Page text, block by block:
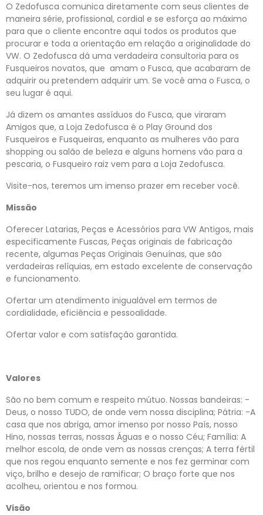
O Zedofusca comunica diretamente com seus clientes de
maneira série, profissional, cordial e se esforça ao máximo
para que o cliente encontre aqui todos os produtos que
procurar e toda a orientação em relação a originalidade do
VW. O Zedofusca dá uma verdadeira consultoria para os
Fusqueiros novatos, que amam o Fusca, que acabaram de
adquirir ou pretendem adquirir um. Se você ama o Fusca, o
seu lugar é aqui.
Já dizem os amantes assíduos do Fusca, que viraram
Amigos que, a Loja Zedofusca é o Play Ground dos
Fusqueiros e Fusqueiras, enquanto as mulheres vão para
shopping ou salão de beleza e alguns homens vão para a
pescaria, o Fusqueiro raiz vem para a Loja Zedofusca.
Visite-nos, teremos um imenso prazer em receber você.
Missão
Oferecer Latarias, Peças e Acessórios para VW Antigos, mais
especificamente Fuscas, Peças originais de fabricação
recente, algumas Peças Originais Genuínas, que são
verdadeiras relíquias, em estado excelente de conservação
e funcionamento.
Ofertar um atendimento inigualável em termos de
cordialidade, eficiência e pessoalidade.
Ofertar valor e com satisfação garantida.
Valores
São no bem comum e respeito mútuo. Nossas bandeiras: -
Deus, o nosso TUDO, de onde vem nossa disciplina; Pátria: -A
casa que nos abriga, amor imenso por nosso País, nosso
Hino, nossas terras, nossas Águas e o nosso Céu; Família: A
melhor escola, de onde vem as nossas crenças; A terra fértil
que nos regou enquanto semente e nos fez germinar com
viço, brilho e desejo de ramificar; O braço forte que nos
acolheu, orientou e nos formou.
Visão